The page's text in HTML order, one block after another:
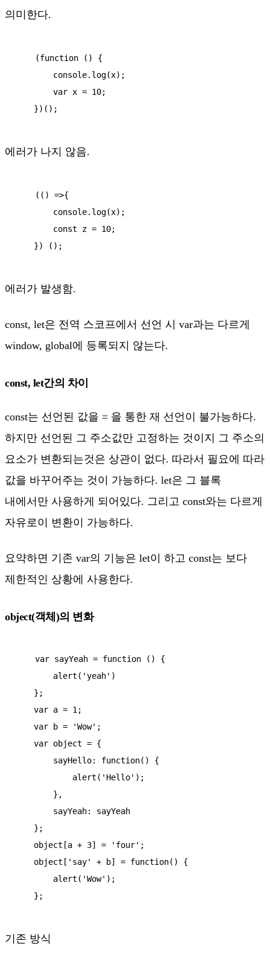
의미한다.
    })();
에러가 나지 않음.
    }) ();
에러가 발생함.
const, let은 전역 스코프에서 선언 시 var과는 다르게
window, global에 등록되지 않는다.
const, let간의 차이
const는 선언된 값을 = 을 통한 재 선언이 불가능하다.
하지만 선언된 그 주소값만 고정하는 것이지 그 주소의
요소가 변환되는것은 상관이 없다. 따라서 필요에 따라
값을 바꾸어주는 것이 가능하다. let은 그 블록
내에서만 사용하게 되어있다. 그리고 const와는 다르게
자유로이 변환이 가능하다.
요약하면 기존 var의 기능은 let이 하고 const는 보다
제한적인 상황에 사용한다.
object(객체)의 변화
    };
기존 방식